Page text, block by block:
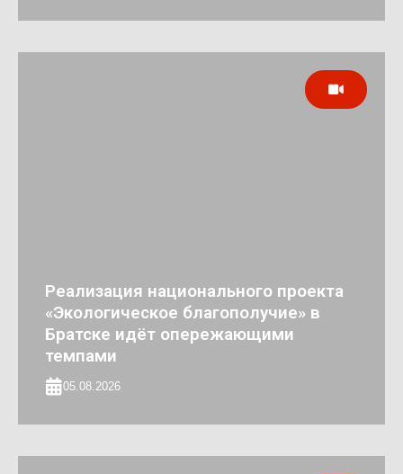
Реализация национального проекта
«Экологическое благополучие» в
Братске идёт опережающими
темпами
05.08.2026